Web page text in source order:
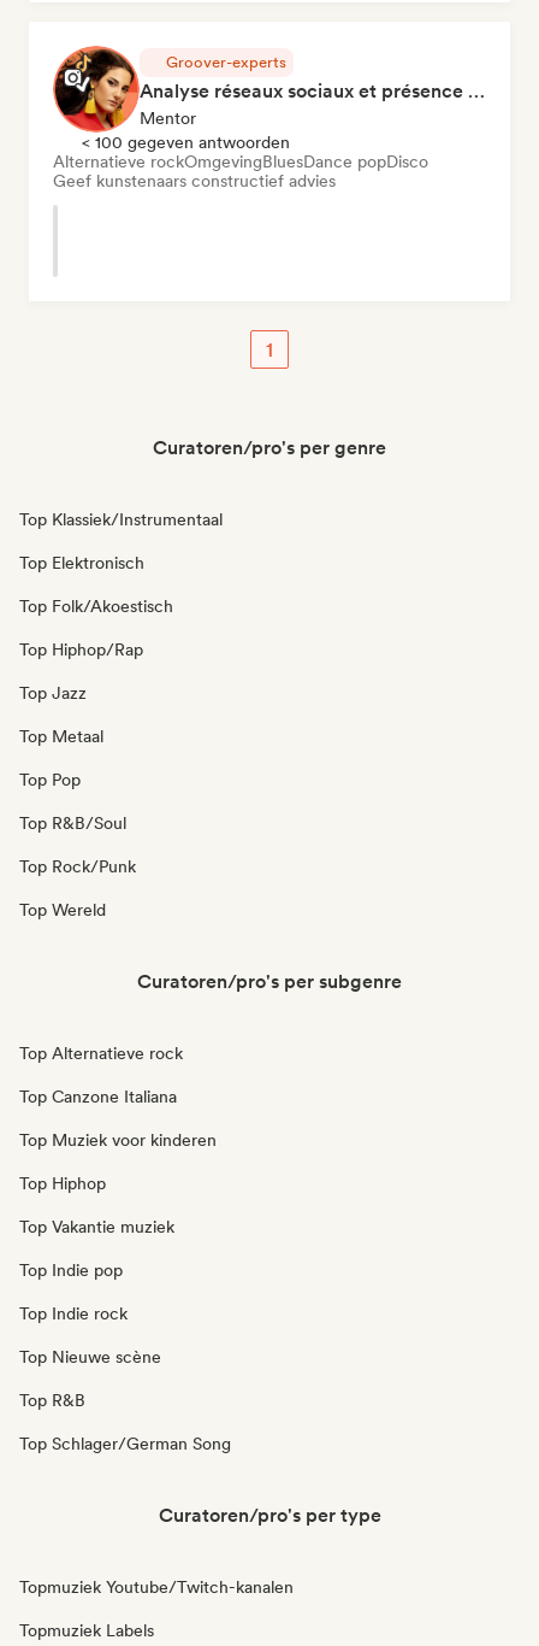
Groover-experts
Analyse réseaux sociaux et présence en ligne
Mentor
< 100 gegeven antwoorden
Alternatieve rockOmgevingBluesDance popDisco
Geef kunstenaars constructief advies
1
Curatoren/pro's per genre
Top Klassiek/Instrumentaal
Top Elektronisch
Top Folk/Akoestisch
Top Hiphop/Rap
Top Jazz
Top Metaal
Top Pop
Top R&B/Soul
Top Rock/Punk
Top Wereld
Curatoren/pro's per subgenre
Top Alternatieve rock
Top Canzone Italiana
Top Muziek voor kinderen
Top Hiphop
Top Vakantie muziek
Top Indie pop
Top Indie rock
Top Nieuwe scène
Top R&B
Top Schlager/German Song
Curatoren/pro's per type
Topmuziek Youtube/Twitch-kanalen
Topmuziek Labels